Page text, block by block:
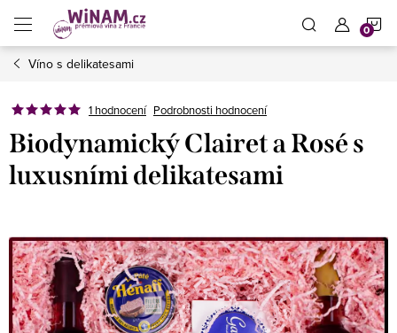
obsah
Víno s delikatesami
1 hodnocení Podrobnosti hodnocení
Biodynamický Clairet a Rosé s
luxusními delikatesami